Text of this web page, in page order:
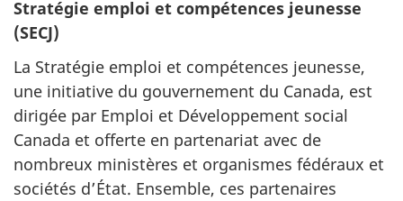
Stratégie emploi et compétences jeunesse
(SECJ)
La Stratégie emploi et compétences jeunesse,
une initiative du gouvernement du Canada, est
dirigée par Emploi et Développement social
Canada et offerte en partenariat avec de
nombreux ministères et organismes fédéraux et
sociétés d’État. Ensemble, ces partenaires